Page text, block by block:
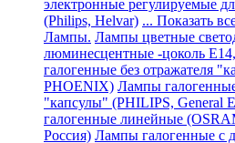
электронные регулируемые
(Philips, Helvar) ... Показать
Лампы. Лампы цветные
люминесцентные -цоколь
галогенные без отражателя
PHOENIX) Лампы
"капсулы" (PHILIPS, General
галогенные линейные
Россия) Лампы галогенные с